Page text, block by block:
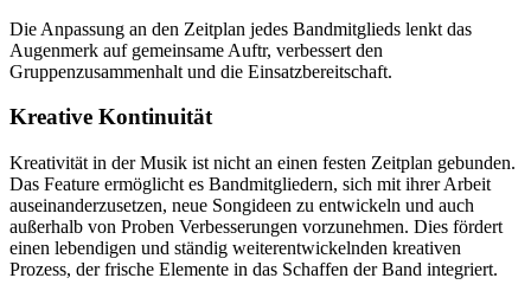
Die Anpassung an den Zeitplan jedes Bandmitglieds lenkt das
Augenmerk auf gemeinsame Auftr, verbessert den
Gruppenzusammenhalt und die Einsatzbereitschaft.
Kreative Kontinuität
Kreativität in der Musik ist nicht an einen festen Zeitplan gebunden.
Das Feature ermöglicht es Bandmitgliedern, sich mit ihrer Arbeit
auseinanderzusetzen, neue Songideen zu entwickeln und auch
außerhalb von Proben Verbesserungen vorzunehmen. Dies fördert
einen lebendigen und ständig weiterentwickelnden kreativen
Prozess, der frische Elemente in das Schaffen der Band integriert.